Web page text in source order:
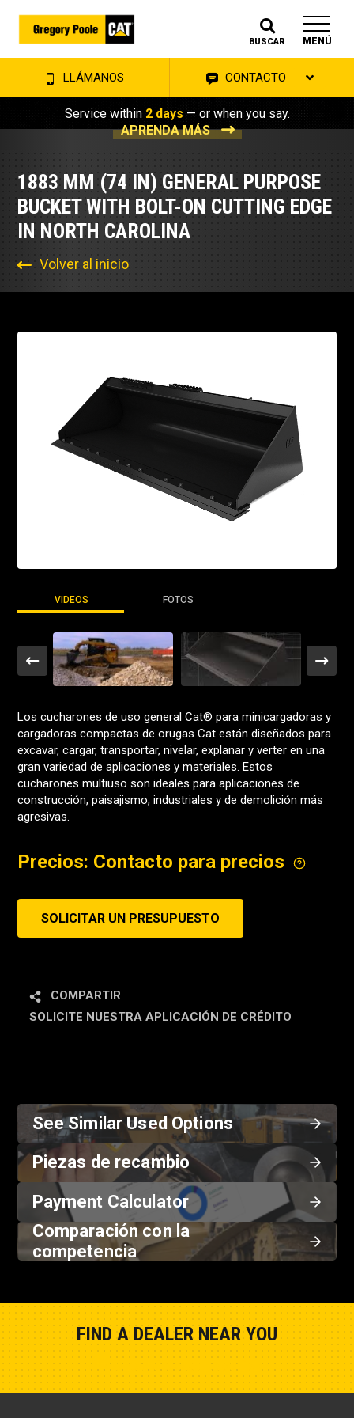
BUSCAR MENÚ
LLÁMANOS CONTACTO
Service within 2 days — or when you say.
APRENDA MÁS
1883 MM (74 IN) GENERAL PURPOSE
BUCKET WITH BOLT-ON CUTTING EDGE
IN NORTH CAROLINA
Volver al inicio
VIDEOS FOTOS
Los cucharones de uso general Cat® para minicargadoras y
cargadoras compactas de orugas Cat están diseñados para
excavar, cargar, transportar, nivelar, explanar y verter en una
gran variedad de aplicaciones y materiales. Estos
cucharones multiuso son ideales para aplicaciones de
construcción, paisajismo, industriales y de demolición más
agresivas.
Precios: Contacto para precios
SOLICITAR UN PRESUPUESTO
COMPARTIR
SOLICITE NUESTRA APLICACIÓN DE CRÉDITO
See Similar Used Options
Piezas de recambio
Payment Calculator
Comparación con la
competencia
FIND A DEALER NEAR YOU